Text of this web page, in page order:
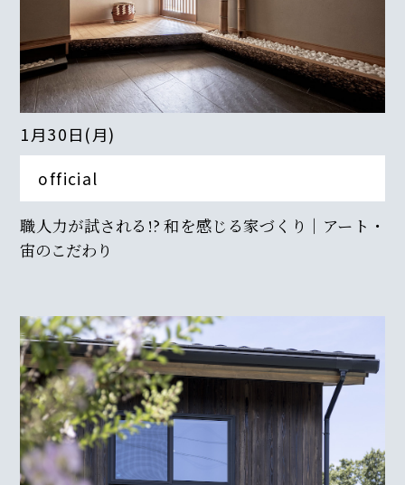
1月30日(月)
official
職人力が試される!? 和を感じる家づくり｜アート・
宙のこだわり